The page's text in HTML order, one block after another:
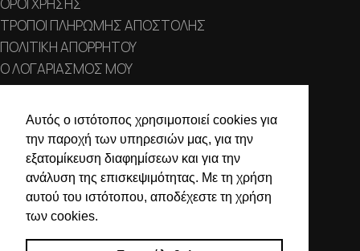
Αυτός ο ιστότοπος χρησιμοποιεί cookies για
την παροχή των υπηρεσιών μας, για την
εξατομίκευση διαφημίσεων και για την
ανάλυση της επισκεψιμότητας. Με τη χρήση
αυτού του ιστότοπου, αποδέχεστε τη χρήση
των cookies.
ΤΡΟΠΟΙ ΠΛΗΡΩΜΗΣ ΑΠΟΣΤΟΛΗΣ
ΠΟΛΙΤΙΚΗ ΑΠΟΡΡΗΤΟΥ
Ο ΛΟΓΑΡΙΑΣΜΟΣ ΜΟΥ
Χαλκιδικής 19, 546 43,
Θεσσαλονίκη
2310 839 188
2310 850 606